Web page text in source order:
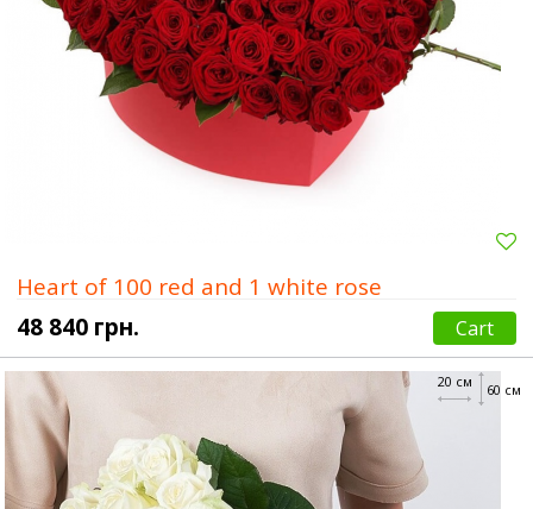
Heart of 100 red and 1 white rose
48 840 грн.
Cart
60 см
20 см